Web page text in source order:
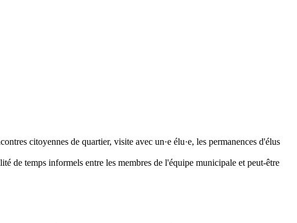
citoyennes de quartier, visite avec un·e élu·e, les permanences d'élus
de temps informels entre les membres de l'équipe municipale et peut-être